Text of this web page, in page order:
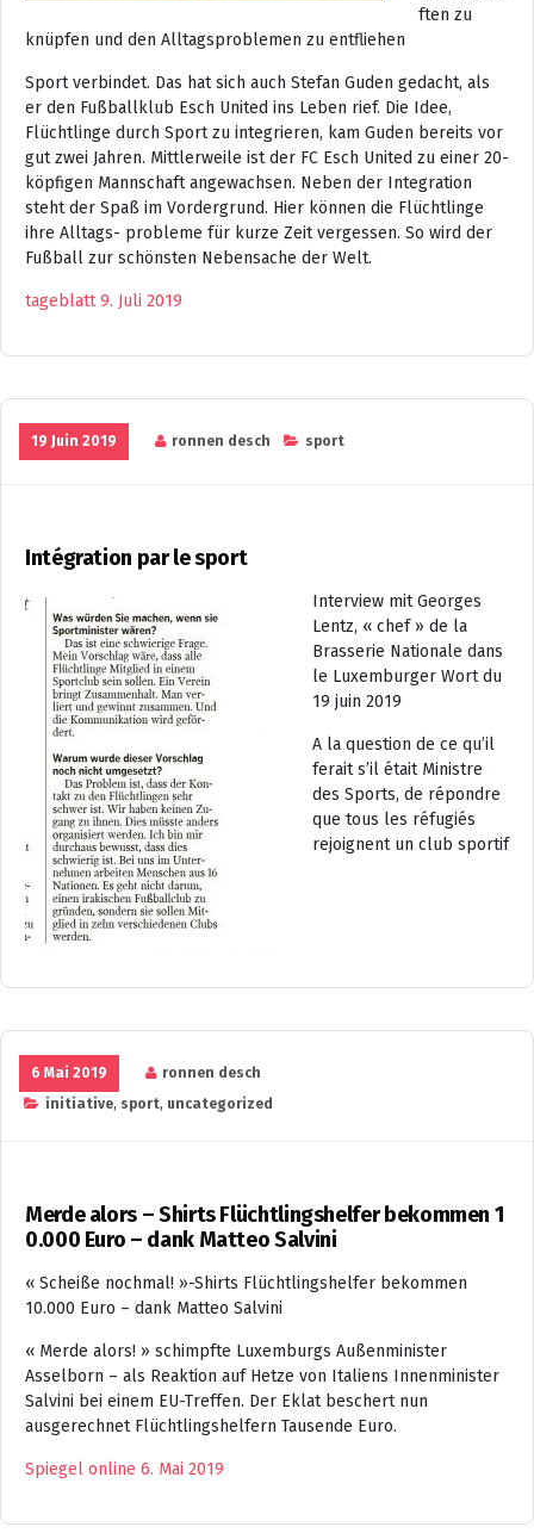
ften zu
knüpfen und den Alltagsproblemen zu entfliehen
Sport verbindet. Das hat sich auch Stefan Guden gedacht, als
er den Fußballklub Esch United ins Leben rief. Die Idee,
Flüchtlinge durch Sport zu integrieren, kam Guden bereits vor
gut zwei Jahren. Mittlerweile ist der FC Esch United zu einer 20-
köpfigen Mannschaft angewachsen. Neben der Integration
steht der Spaß im Vordergrund. Hier können die Flüchtlinge
ihre Alltags- probleme für kurze Zeit vergessen. So wird der
Fußball zur schönsten Nebensache der Welt.
tageblatt 9. Juli 2019
19 Juin 2019 ronnen desch sport
Intégration par le sport
Interview mit Georges
Lentz, « chef » de la
Brasserie Nationale dans
le Luxemburger Wort du
19 juin 2019
A la question de ce qu’il
ferait s’il était Ministre
des Sports, de répondre
que tous les réfugiés
rejoignent un club sportif
6 Mai 2019
ronnen desch
initiative, sport, uncategorized
Merde alors – Shirts Flüchtlingshelfer bekommen 1
0.000 Euro – dank Matteo Salvini
« Scheiße nochmal! »-Shirts Flüchtlingshelfer bekommen
10.000 Euro – dank Matteo Salvini
« Merde alors! » schimpfte Luxemburgs Außenminister
Asselborn – als Reaktion auf Hetze von Italiens Innenminister
Salvini bei einem EU-Treffen. Der Eklat beschert nun
ausgerechnet Flüchtlingshelfern Tausende Euro.
Spiegel online 6. Mai 2019